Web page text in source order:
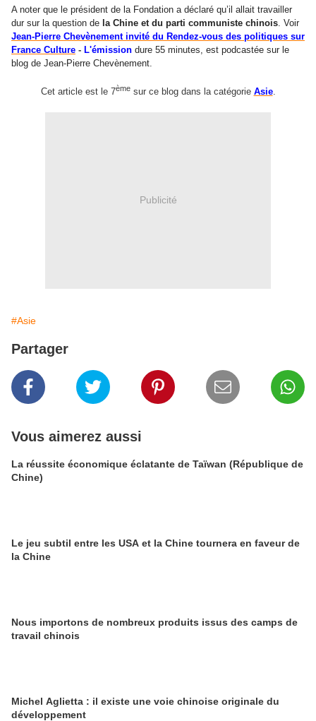
A noter que le président de la Fondation a déclaré qu’il allait travailler
dur sur la question de la Chine et du parti communiste chinois . Voir
Jean-Pierre Chevènement invité du Rendez-vous des politiques sur
France Culture - L'émission dure 55 minutes, est podcastée sur le
blog de Jean-Pierre Chevènement
Cet article est le 7èmesur ce blog dans la catégorie Asie.
Publicité
#Asie
Partager
Vous aimerez aussi
La réussite économique éclatante de Taïwan (République de
Chine)
Le jeu subtil entre les USA et la Chine tournera en faveur de
la Chine
Nous importons de nombreux produits issus des camps de
travail chinois
Michel Aglietta : il existe une voie chinoise originale du
développement